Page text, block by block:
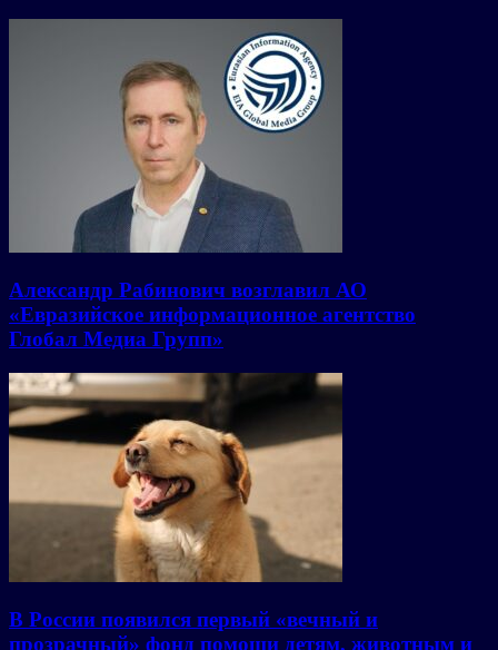
Александр Рабинович возглавил АО
«Евразийское информационное агентство
Глобал Медиа Групп»
В России появился первый «вечный и
прозрачный» фонд помощи детям, животным и